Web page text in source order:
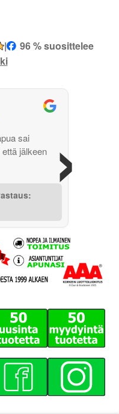
|
96 % suosittelee
sai
jälkeen
›